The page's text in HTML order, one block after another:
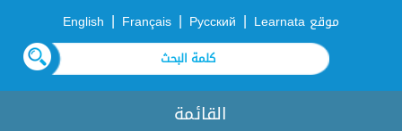
موقع Learnata |
Русский
|
Français
|
English
القائمة